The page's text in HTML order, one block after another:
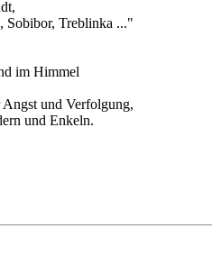
Sobibor, Treblinka ..."
im Himmel
Angst und Verfolgung,
und Enkeln.